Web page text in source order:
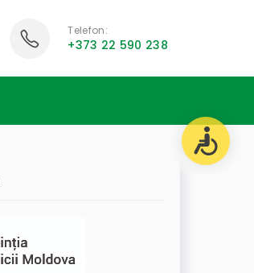
Telefon:
+373 22 590 238